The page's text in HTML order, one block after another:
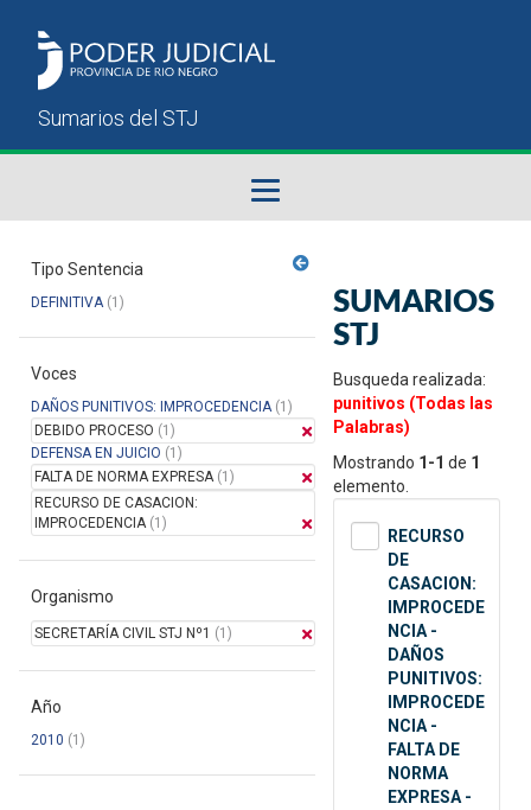
Sumarios del STJ
Manual del Usuario
Tipo Sentencia
DEFINITIVA(1)
Voces
DAÑOS PUNITIVOS: IMPROCEDENCIA(1)
DEBIDO PROCESO (1)
DEFENSA EN JUICIO (1)
FALTA DE NORMA EXPRESA(1)
RECURSO DE CASACION:
IMPROCEDENCIA(1)
Organismo
SECRETARÍA CIVIL STJ Nº1 (1)
Año
2010 (1)
SUMARIOS
STJ
Busqueda realizada:
punitivos (Todas las
Palabras)
Mostrando 1-1 de 1
elemento.
RECURSO
DE
CASACION:
IMPROCEDE
NCIA -
DAÑOS
PUNITIVOS:
IMPROCEDE
NCIA -
FALTA DE
NORMA
EXPRESA -